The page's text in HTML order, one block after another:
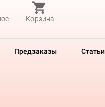
Корзина
Предзаказы Статьи